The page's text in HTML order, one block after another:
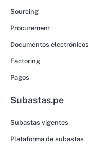
Sourcing
Procurement
Documentos electrónicos
Factoring
Pagos
Subastas.pe
Subastas vigentes
Plataforma de subastas